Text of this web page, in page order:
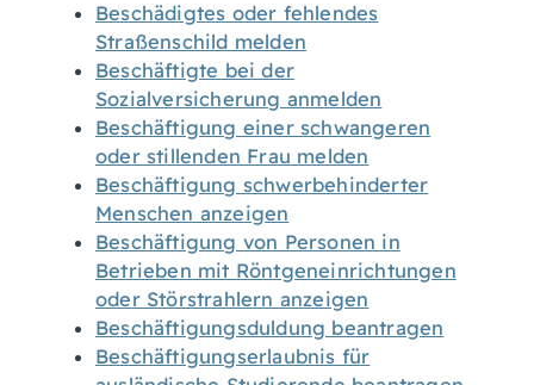
Beschädigtes oder fehlendes
Straßenschild melden
Beschäftigte bei der
Sozialversicherung anmelden
Beschäftigung einer schwangeren
oder stillenden Frau melden
Beschäftigung schwerbehinderter
Menschen anzeigen
Beschäftigung von Personen in
Betrieben mit Röntgeneinrichtungen
oder Störstrahlern anzeigen
Beschäftigungsduldung beantragen
Beschäftigungserlaubnis für